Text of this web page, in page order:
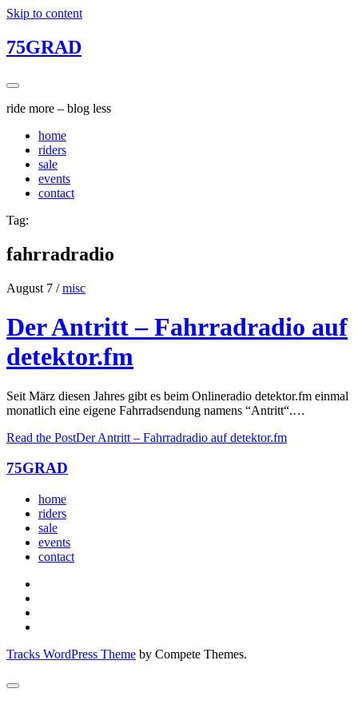
Skip to content
75GRAD
ride more – blog less
home
riders
sale
events
contact
Tag:
fahrradradio
August 7 /misc
Der Antritt – Fahrradradio auf
detektor.fm
Seit März diesen Jahres gibt es beim Onlineradio detektor.fm einmal
monatlich eine eigene Fahrradsendung namens “Antritt“.…
Read the PostDer Antritt – Fahrradradio auf detektor.fm
75GRAD
home
riders
sale
events
contact
Tracks WordPress Theme by Compete Themes.